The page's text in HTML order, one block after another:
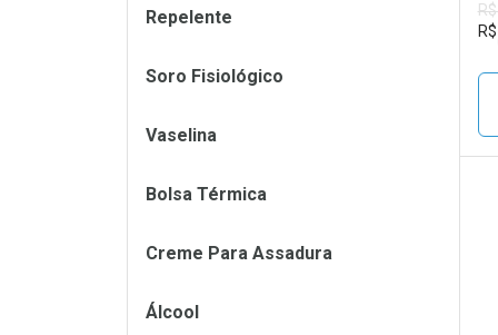
R$
Repelente
Soro Fisiológico
Vaselina
Bolsa Térmica
Creme Para Assadura
Álcool